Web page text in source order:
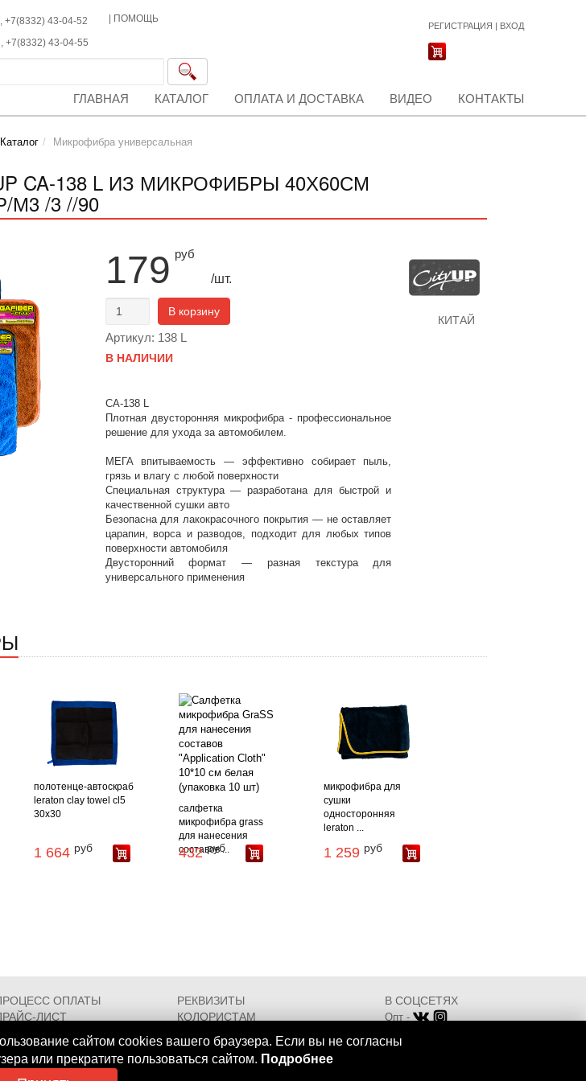
+7(8332) 43-04-52
+7(8332) 43-04-55
ПОМОЩЬ
РЕГИСТРАЦИЯ | ВХОД
ГЛАВНАЯ КАТАЛОГ ОПЛАТА И ДОСТАВКА ВИДЕО КОНТАКТЫ
Каталог Микрофибра универсальная
CA-138 L ИЗ МИКРОФИБРЫ 40Х60СМ
М3 /3 //90
179 руб
/шт.
В корзину
Артикул: 138 L
В НАЛИЧИИ
CA-138 L
Плотная двусторонняя микрофибра - профессиональное
решение для ухода за автомобилем.
МЕГА впитываемость — эффективно собирает пыль,
грязь и влагу с любой поверхности
Специальная структура — разработана для быстрой и
качественной сушки авто
Безопасна для лакокрасочного покрытия — не оставляет
царапин, ворса и разводов, подходит для любых типов
поверхности автомобиля
Двусторонний формат — разная текстура для
универсального применения
КИТАЙ
полотенце-автоскраб
leraton clay towel cl5
30x30
1 664 руб
салфетка
микрофибра grass
для нанесения
составов ...
432 руб
микрофибра для
сушки
односторонняя
leraton ...
1 259 руб
сайтом cookies вашего браузера. Если вы не согласны
или прекратите пользоваться сайтом. Подробнее
ОПЛАТЫ
РЕКВИЗИТЫ
ЛИСТ
КОЛОРИСТАМ
В СОЦСЕТЯХ
Опт -